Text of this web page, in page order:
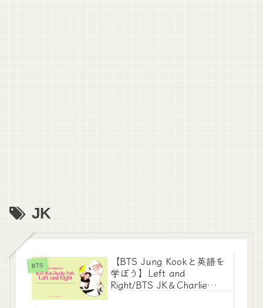
JK
BTS
【BTS Jung Kookと英語を
学ぼう】Left and
Right/BTS JK＆Charlie